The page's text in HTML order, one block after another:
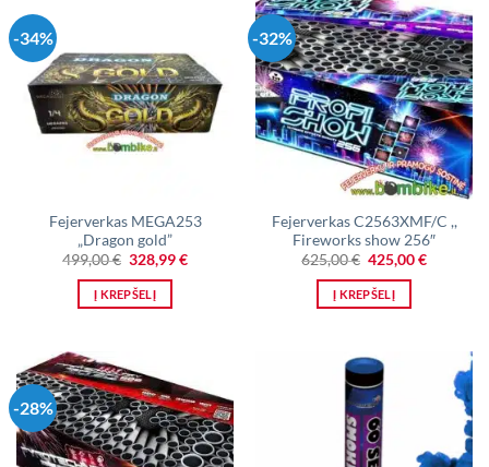
-34%
Fejerverkas MEGA253
„Dragon gold”
499,00€ Original
price
was:
499,00 €.
328,99€Current
Į KREPŠELĮ
-32%
Fejerverkas C2563XMF/C ,,
Fireworks show 256″
625,00€ Original
price
was:
625,00 €.
425,00€Current
Į KREPŠELĮ
-28%